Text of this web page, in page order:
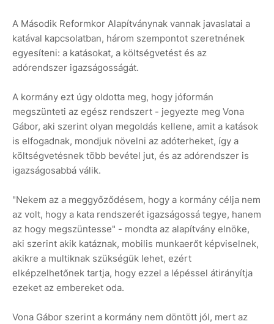
A Második Reformkor Alapítványnak vannak javaslatai a
katával kapcsolatban, három szempontot szeretnének
egyesíteni: a katásokat, a költségvetést és az
adórendszer igazságosságát.
A kormány ezt úgy oldotta meg, hogy jóformán
megszünteti az egész rendszert - jegyezte meg Vona
Gábor, aki szerint olyan megoldás kellene, amit a katások
is elfogadnak, mondjuk növelni az adóterheket, így a
költségvetésnek több bevétel jut, és az adórendszer is
igazságosabbá válik.
"Nekem az a meggyőződésem, hogy a kormány célja nem
az volt, hogy a kata rendszerét igazságossá tegye, hanem
az hogy megszüntesse" - mondta az alapítvány elnöke,
aki szerint akik katáznak, mobilis munkaerőt képviselnek,
akikre a multiknak szükségük lehet, ezért
elképzelhetőnek tartja, hogy ezzel a lépéssel átirányítja
ezeket az embereket oda.
Vona Gábor szerint a kormány nem döntött jól, mert az